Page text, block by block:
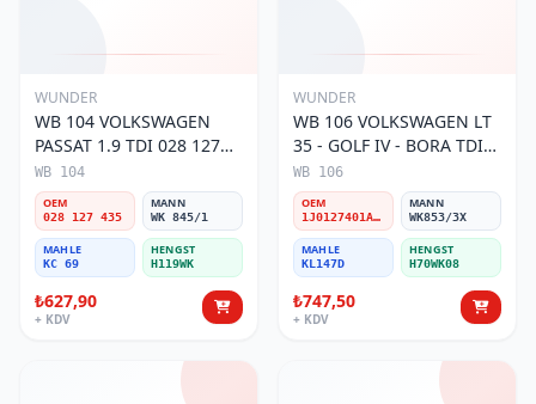
WUNDER
WB 104 VOLKSWAGEN
PASSAT 1.9 TDI 028 127
435 Yakıt/Mazot Filtresi
WB 104
OEM
028 127 435
MANN
WK 845/1
MAHLE
KC 69
HENGST
H119WK
₺627,90
+ KDV
WUNDER
WB 106 VOLKSWAGEN LT
35 - GOLF IV - BORA TDI
1J0 127 401 Yakıt/Mazot
Filtresi
WB 106
OEM
1J0127401A/2D0127399/1J0127399A
MANN
WK853/3X
MAHLE
KL147D
HENGST
H70WK08
₺747,50
+ KDV